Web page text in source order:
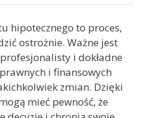
hipotecznego to proces,
ostrożnie. Ważne jest
i dokładne
i finansowych
zmian. Dzięki
mieć pewność, że